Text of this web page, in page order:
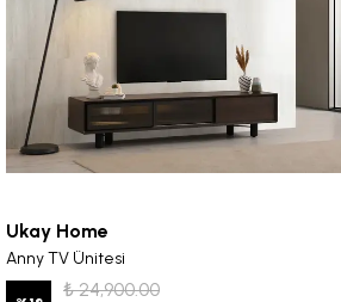
Ukay Home
Anny TV Ünitesi
₺ 24,900.00